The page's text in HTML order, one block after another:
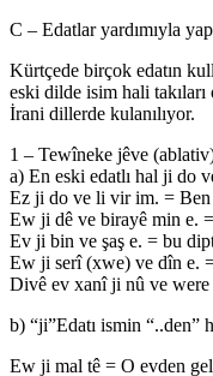
C – Edatlar yardımıyla
Kürtçede birçok edatın
eski dilde isim hali takıları
İrani dillerde kulanılıyor.
1 – Tewîneke jêve
a) En eski edatlı hal ji do
Ez ji do ve li vir im. = Ben
Ew ji dê ve birayê min e.
Ev ji bin ve şaş e. = bu
Ew ji serî (xwe) ve dîn e.
Divê ev xanî ji nû ve were
b) “ji”Edatı ismin “..den”
Ew ji mal tê = O evden